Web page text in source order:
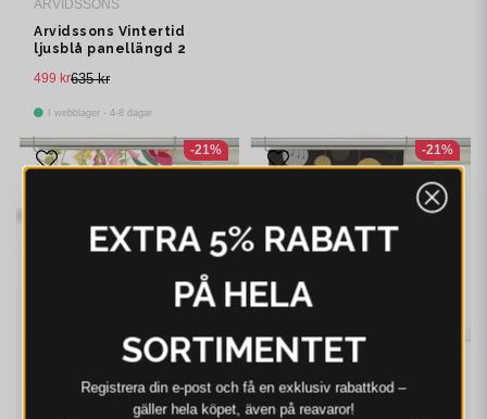
ARVIDSSONS
Arvidssons Vintertid
ljusblå panellängd 2
635 kr
499 kr
I webblager - 4-8 dagar
-21% -21%
EXTRA 5% RABATT
PÅ HELA
SORTIMENTET
Registrera din e‑post och få en exklusiv rabattkod –
gäller hela köpet, även på reavaror!